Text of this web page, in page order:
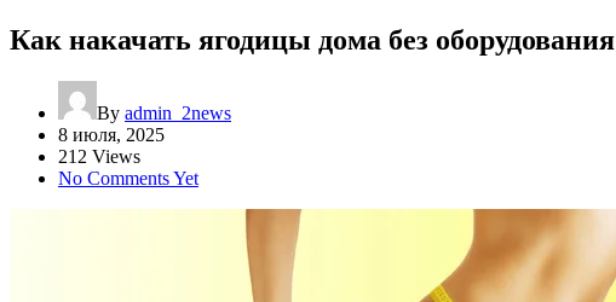
Как накачать ягодицы дома без оборудования
By admin_2news
8 июля, 2025
212 Views
No Comments Yet